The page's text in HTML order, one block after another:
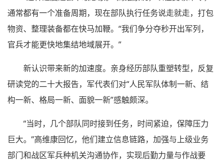
通常都有一个准备周期，现在部队执行任务说走就走，打包
物资、整理装备都在快马加鞭。“我们争分夺秒开出军列，
官兵才能更快地集结地域展开。”
新认识带来新的加速度。亲身经历部队重塑转型，反复
研读党的二十大报告，军代表们对“人民军队体制一新、结
构一新、格局一新、面貌一新”感触颇深。
“当时，几个部队同时接到任务，时间紧迫，保障压力
巨大。”高维康回忆，他们建立信息链路，加强与上级业务
部门和战区军兵种机关沟通协作，实现后勤力量与作战要